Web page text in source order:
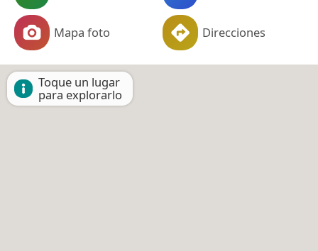
Mapa foto Direcciones
Toque un lugar
para explorarlo